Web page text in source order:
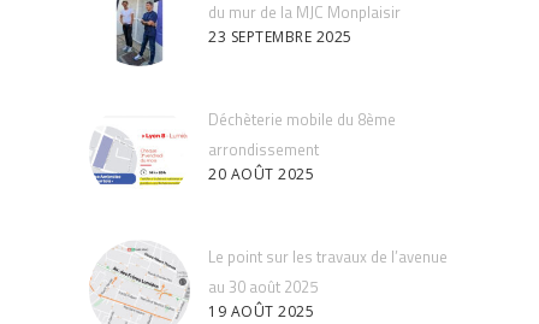
du mur de la MJC Monplaisir
23 SEPTEMBRE 2025
Déchèterie mobile du 8ème
arrondissement
20 AOÛT 2025
Le point sur les travaux de l’avenue
au 30 août 2025
19 AOÛT 2025